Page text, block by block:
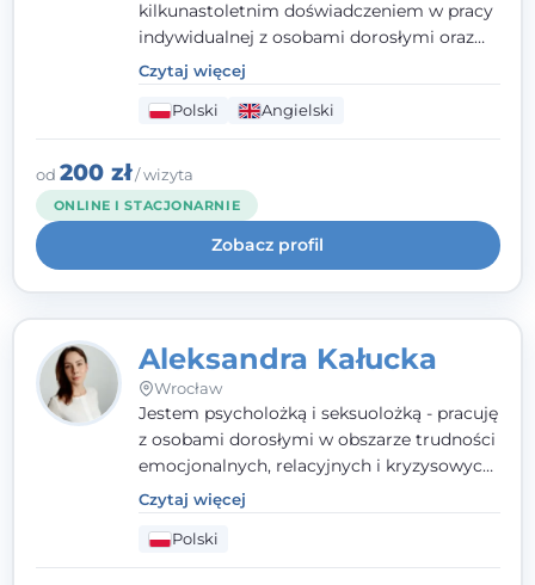
kilkunastoletnim doświadczeniem w pracy
indywidualnej z osobami dorosłymi oraz
parami. Specjalizuję się w obszarze zdrowia
seksualnego, żałoby, kryzysów życiowych i
wypalenia zawodowego. Pracuję w języku
polskim i angielskim, w podejściu
humanistycznym, opartym na
partnerstwie i podmiotowości klienta.
Czytaj więcej
Polski Angielski
od 200 zł/ wizyta
ONLINE I STACJONARNIE
Zobacz profil
Aleksandra Kałucka
Wrocław
Jestem psycholożką i seksuolożką - pracuję
z osobami dorosłymi w obszarze trudności
emocjonalnych, relacyjnych i kryzysowych,
w tym z osobami po doświadczeniach
przemocy. Ukończyłam psychologię
kliniczną oraz studia podyplomowe z
interwencji kryzysowej i seksuologii
Czytaj więcej
Polski